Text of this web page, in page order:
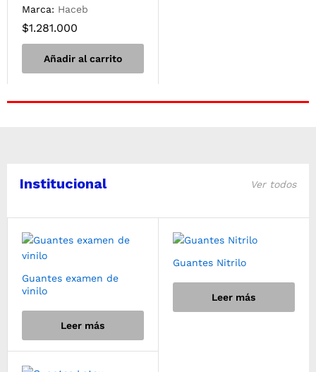
Marca: Haceb
$1.281.000
Añadir al carrito
Institucional Ver todos
Guantes examen de
vinilo
Leer más
Guantes Nitrilo
Leer más